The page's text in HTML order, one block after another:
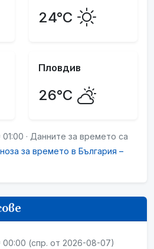
24°C
Пловдив
26°C
· Данните за времето са
за времето в България –
(спр. от 2026-08-07)